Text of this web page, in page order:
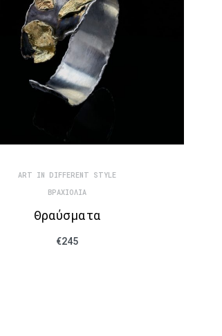
ART IN DIFFERENT STYLE
ΒΡΑΧΙΌΛΙΑ
Θραύσματα
€245